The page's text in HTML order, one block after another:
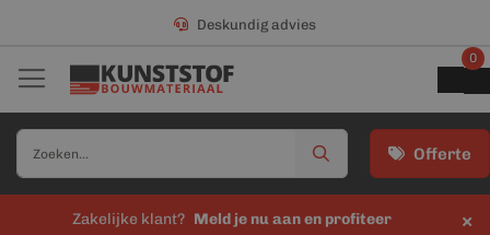
Deskundig advies
Offerte
0
Zakelijke klant? Meld je nu aan en profiteer ×